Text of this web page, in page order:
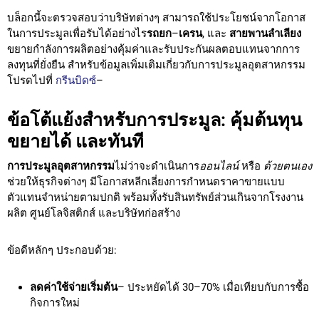
บล็อกนี้จะตรวจสอบว่าบริษัทต่างๆ สามารถใช้ประโยชน์จากโอกาส
ในการประมูลเพื่อรับได้อย่างไรรถยก–เครน, และ สายพานลำเลียง
ขยายกำลังการผลิตอย่างคุ้มค่าและรับประกันผลตอบแทนจากการ
ลงทุนที่ยั่งยืน สำหรับข้อมูลเพิ่มเติมเกี่ยวกับการประมูลอุตสาหกรรม
โปรดไปที่ กรีนบิดซ์–
ข้อโต้แย้งสำหรับการประมูล: คุ้มต้นทุน
ขยายได้ และทันที
การประมูลอุตสาหกรรมไม่ว่าจะดำเนินการออนไลน์หรือ ด้วยตนเอง
ช่วยให้ธุรกิจต่างๆ มีโอกาสหลีกเลี่ยงการกำหนดราคาขายแบบ
ตัวแทนจำหน่ายตามปกติ พร้อมทั้งรับสินทรัพย์ส่วนเกินจากโรงงาน
ผลิต ศูนย์โลจิสติกส์ และบริษัทก่อสร้าง
ข้อดีหลักๆ ประกอบด้วย:
ลดค่าใช้จ่ายเริ่มต้น– ประหยัดได้ 30–70% เมื่อเทียบกับการซื้อ
กิจการใหม่